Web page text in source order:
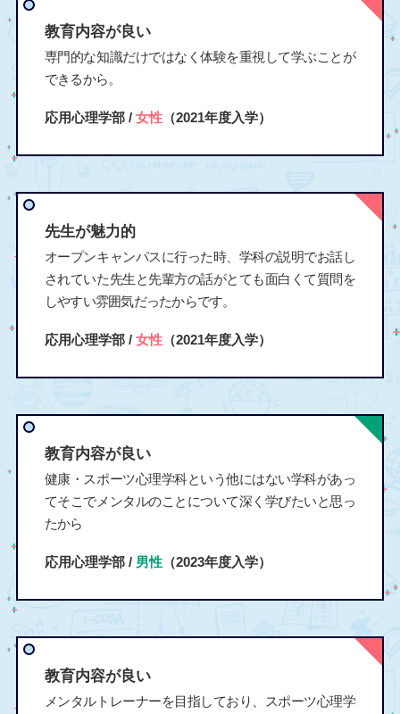
教育内容が良い
専門的な知識だけではなく体験を重視して学ぶことが
できるから。
応用心理学部 / 女性（2021年度入学）
先生が魅力的
オープンキャンパスに行った時、学科の説明でお話し
されていた先生と先輩方の話がとても面白くて質問を
しやすい雰囲気だったからです。
応用心理学部 / 女性（2021年度入学）
教育内容が良い
健康・スポーツ心理学科という他にはない学科があっ
てそこでメンタルのことについて深く学びたいと思っ
たから
応用心理学部 / 男性（2023年度入学）
教育内容が良い
メンタルトレーナーを目指しており、スポーツ心理学